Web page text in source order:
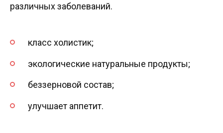
различных заболеваний.
класс холистик;
экологические натуральные продукты;
беззерновой состав;
улучшает аппетит.